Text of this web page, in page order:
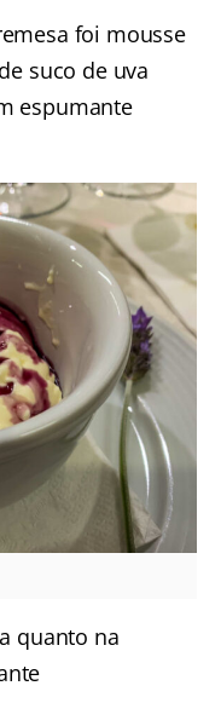
foi mousse
suco de uva
espumante
quanto na